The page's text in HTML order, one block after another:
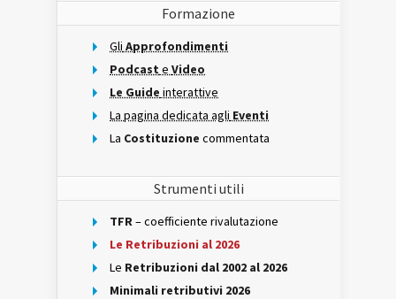
Formazione
Gli Approfondimenti
Podcast e Video
Le Guide interattive
La pagina dedicata agli Eventi
La Costituzione commentata
Strumenti utili
TFR– coefficiente rivalutazione
Le Retribuzioni al 2026
Le Retribuzioni dal 2002 al 2026
Minimali retributivi 2026